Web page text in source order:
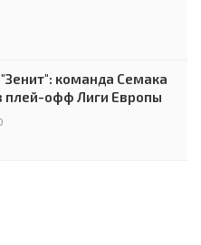
команда Семака
плей-офф Лиги Европы